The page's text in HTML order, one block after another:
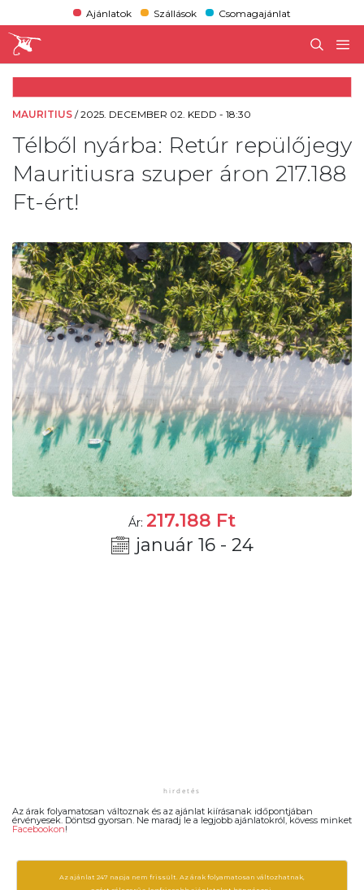
Ajánlatok Szállások Csomagajánlat
MAURITIUS /2025. DECEMBER 02. KEDD - 18:30
Télből nyárba: Retúr repülőjegy
Mauritiusra szuper áron 217.188
Ft-ért!
Ár: 217.188 Ft
január 16 - 24
Az árak folyamatosan változnak és az ajánlat kiírásanak időpontjában
érvényesek. Döntsd gyorsan. Ne maradj le a legjobb ajánlatokról, kövess minket
Facebookon!
Az ajánlat 247 napja nem frissült. Az árak folyamatosan változhatnak,